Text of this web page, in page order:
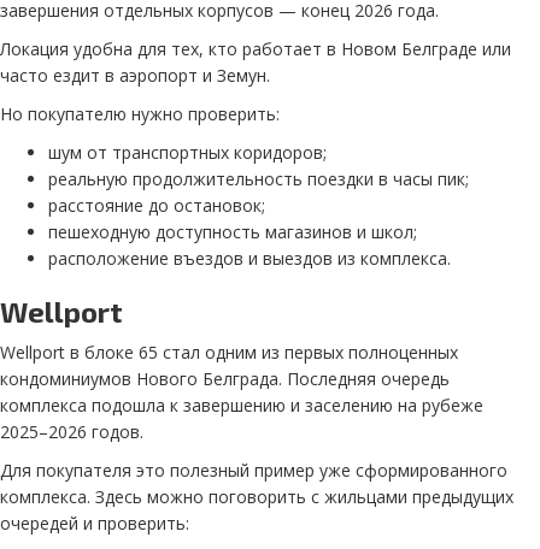
завершения отдельных корпусов — конец 2026 года.
Локация удобна для тех, кто работает в Новом Белграде или
часто ездит в аэропорт и Земун.
Но покупателю нужно проверить:
шум от транспортных коридоров;
реальную продолжительность поездки в часы пик;
расстояние до остановок;
пешеходную доступность магазинов и школ;
расположение въездов и выездов из комплекса.
Wellport
Wellport в блоке 65 стал одним из первых полноценных
кондоминиумов Нового Белграда. Последняя очередь
комплекса подошла к завершению и заселению на рубеже
2025–2026 годов.
Для покупателя это полезный пример уже сформированного
комплекса. Здесь можно поговорить с жильцами предыдущих
очередей и проверить: